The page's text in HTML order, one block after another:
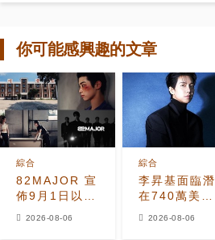
你可能感興趣的文章
82MAJOR 宣
佈9月1日以全
綜合
2026-08-06
李昇基面臨潛
在740萬美元
綜合
2026-08-06